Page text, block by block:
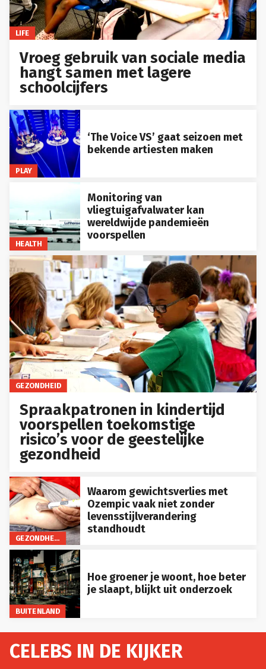
LIFE
Vroeg gebruik van sociale media
hangt samen met lagere
schoolcijfers
PLAY
‘The Voice VS’ gaat seizoen met
bekende artiesten maken
HEALTH
Monitoring van
vliegtuigafvalwater kan
wereldwijde pandemieën
voorspellen
GEZONDHEID
Spraakpatronen in kindertijd
voorspellen toekomstige
risico’s voor de geestelijke
gezondheid
GEZONDHEID
Waarom gewichtsverlies met
Ozempic vaak niet zonder
levensstijlverandering
standhoudt
BUITENLAND
Hoe groener je woont, hoe beter
je slaapt, blijkt uit onderzoek
CELEBS IN DE KIJKER